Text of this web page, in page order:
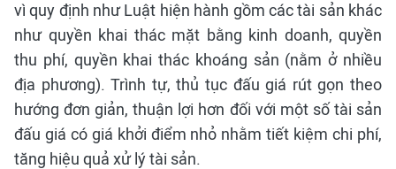
vì quy định như Luật hiện hành gồm các tài sản khác
như quyền khai thác mặt bằng kinh doanh, quyền
thu phí, quyền khai thác khoáng sản (nằm ở nhiều
địa phương). Trình tự, thủ tục đấu giá rút gọn theo
hướng đơn giản, thuận lợi hơn đối với một số tài sản
đấu giá có giá khởi điểm nhỏ nhằm tiết kiệm chi phí,
tăng hiệu quả xử lý tài sản.